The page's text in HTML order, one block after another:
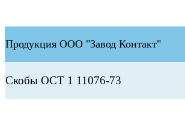
Продукция ООО "Завод Контакт"
Скобы ОСТ 1 11076-73